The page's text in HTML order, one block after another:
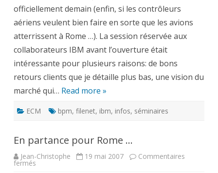
officiellement demain (enfin, si les contrôleurs
aériens veulent bien faire en sorte que les avions
atterrissent à Rome …). La session réservée aux
collaborateurs IBM avant l’ouverture était
intéressante pour plusieurs raisons: de bons
retours clients que je détaille plus bas, une vision du
marché qui… Read more »
ECM bpm, filenet, ibm, infos, séminaires
En partance pour Rome …
Jean-Christophe 19 mai 2007 Commentaires
fermés